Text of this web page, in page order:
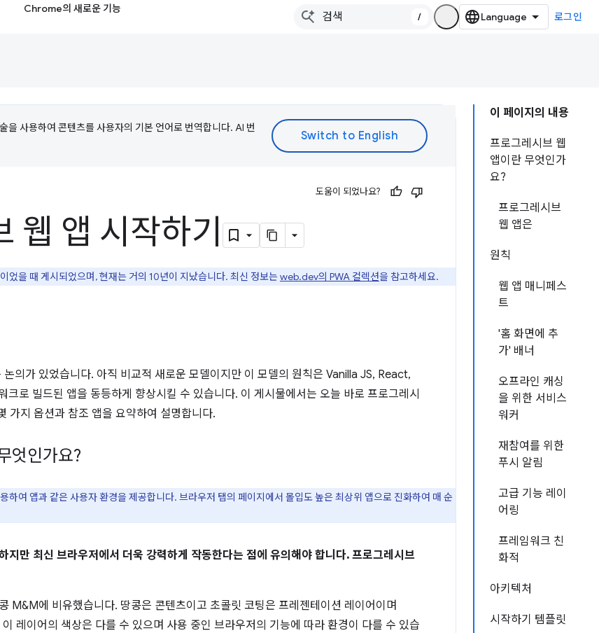
Chrome의 새로운 기능
/ 로그인
이 페이지의 내용
프로그레시브 웹
앱이란 무엇인가
요?
프로그레시브
웹 앱은
원칙
웹 앱 매니페스
트
'홈 화면에 추
가' 배너
오프라인 캐싱
을 위한 서비스
워커
재참여를 위한
푸시 알림
고급 기능 레이
어링
프레임워크 친
화적
아키텍처
시작하기 템플릿
을 사용하여 콘텐츠를 사용자의 기본 언어로 번역합니다. AI 번
도움이 되었나요?
웹 앱 시작하기
었을 때 게시되었으며, 현재는 거의 10년이 지났습니다. 최신 정보는web.dev의 PWA 컬렉션을 참고하세요.
논의가 있었습니다. 아직 비교적 새로운 모델이지만 이 모델의 원칙은 Vanilla JS, React,
로 빌드된 앱을 동등하게 향상시킬 수 있습니다. 이 게시물에서는 오늘 바로 프로그레시
가지 옵션과 참조 앱을 요약하여 설명합니다.
엇인가요?
하여 앱과 같은 사용자 환경을 제공합니다. 브라우저 탭의 페이지에서 몰입도 높은 최상위 앱으로 진화하여 매 순
지만 최신 브라우저에서 더욱 강력하게 작동한다는 점에 유의해야 합니다. 프로그레시브
M&M에 비유했습니다. 땅콩은 콘텐츠이고 초콜릿 코팅은 프레젠테이션 레이어이며
레이어의 색상은 다를 수 있으며 사용 중인 브라우저의 기능에 따라 환경이 다를 수 있습